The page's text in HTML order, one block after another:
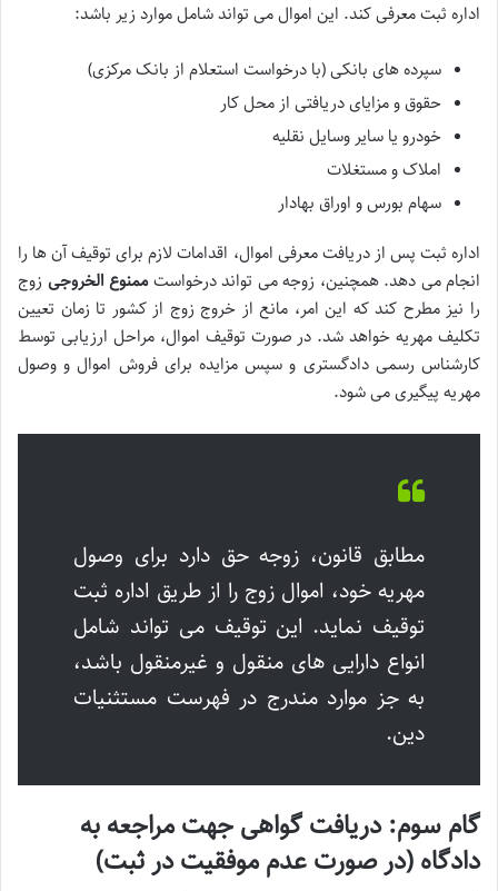
اداره ثبت معرفی کند. این اموال می تواند شامل موارد زیر باشد:
سپرده های بانکی (با درخواست استعلام از بانک مرکزی)
حقوق و مزایای دریافتی از محل کار
خودرو یا سایر وسایل نقلیه
املاک و مستغلات
سهام بورس و اوراق بهادار
اداره ثبت پس از دریافت معرفی اموال، اقدامات لازم برای توقیف آن ها را
انجام می دهد. همچنین، زوجه می تواند درخواستممنوع الخروجی زوج
را نیز مطرح کند که این امر، مانع از خروج زوج از کشور تا زمان تعیین
تکلیف مهریه خواهد شد. در صورت توقیف اموال، مراحل ارزیابی توسط
کارشناس رسمی دادگستری و سپس مزایده برای فروش اموال و وصول
مهریه پیگیری می شود.
مطابق قانون، زوجه حق دارد برای وصول
مهریه خود، اموال زوج را از طریق اداره ثبت
توقیف نماید. این توقیف می تواند شامل
انواع دارایی های منقول و غیرمنقول باشد،
به جز موارد مندرج در فهرست مستثنیات
دین.
گام سوم: دریافت گواهی جهت مراجعه به
دادگاه (در صورت عدم موفقیت در ثبت)